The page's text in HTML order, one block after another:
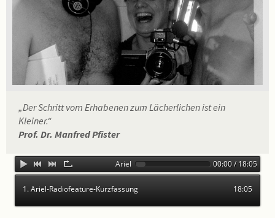
„Der Schritt vom Erhabenen zum Lächerlichen ist ein
Kleiner.“
Prof. Dr. Manfred Pfister
Ariel-Radiofeature-Kurzfassung00:00 / 18:05
1. Ariel-Radiofeature-Kurzfassung 18:05